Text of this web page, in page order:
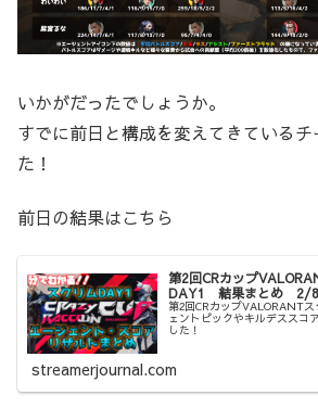
いかがだったでしょうか。
すでに前日と構成を変えてきている
た！
前日の結果はこちら
第2回CRカップ
DAY1 結果まとめ 2/8
第2回CRカップVALORANT
ェントピックやキルデススコ
した！
streamerjournal.com